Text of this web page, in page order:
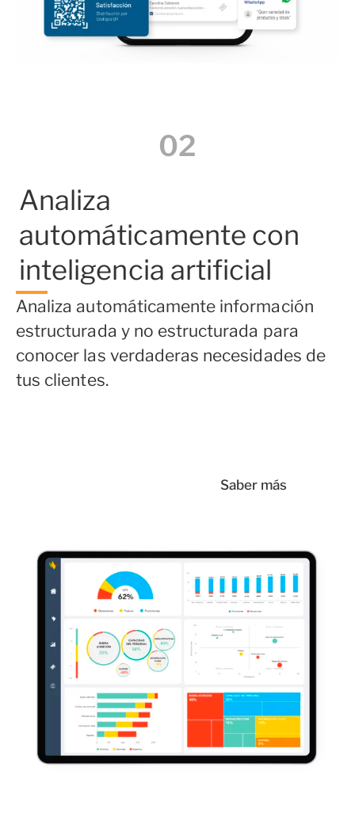
02
Analiza
automáticamente con
inteligencia artificial
Analiza automáticamente información
estructurada y no estructurada para
conocer las verdaderas necesidades de
tus clientes.
Saber más